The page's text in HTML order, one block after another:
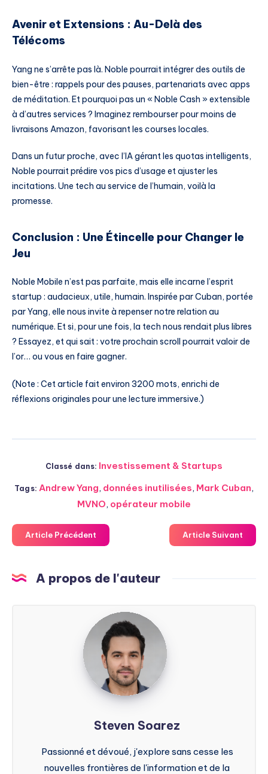
Avenir et Extensions : Au-Delà des
Télécoms
Yang ne s’arrête pas là. Noble pourrait intégrer des outils de
bien-être : rappels pour des pauses, partenariats avec apps
de méditation. Et pourquoi pas un « Noble Cash » extensible
à d’autres services ? Imaginez rembourser pour moins de
livraisons Amazon, favorisant les courses locales.
Dans un futur proche, avec l’IA gérant les quotas intelligents,
Noble pourrait prédire vos pics d’usage et ajuster les
incitations. Une tech au service de l’humain, voilà la
promesse.
Conclusion : Une Étincelle pour Changer le
Jeu
Noble Mobile n’est pas parfaite, mais elle incarne l’esprit
startup : audacieux, utile, humain. Inspirée par Cuban, portée
par Yang, elle nous invite à repenser notre relation au
numérique. Et si, pour une fois, la tech nous rendait plus libres
? Essayez, et qui sait : votre prochain scroll pourrait valoir de
l’or… ou vous en faire gagner.
(Note : Cet article fait environ 3200 mots, enrichi de
réflexions originales pour une lecture immersive.)
Classé dans: Investissement & Startups
Tags: Andrew Yang, données inutilisées, Mark Cuban,
MVNO, opérateur mobile
Article Précédent Article Suivant
A propos de l'auteur
Steven
Soarez
Steven Soarez
Passionné et dévoué, j'explore sans cesse les
nouvelles frontières de l'information et de la